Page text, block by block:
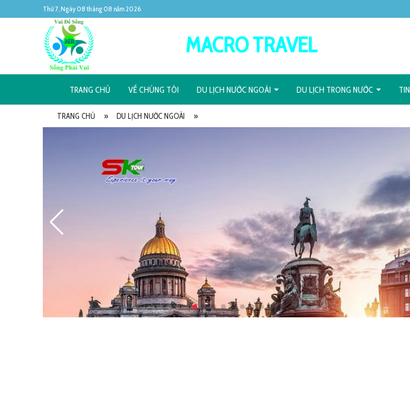
Thứ 7, Ngày 08 tháng 08 năm 2026
MACRO TRAVEL
TRANG CHỦ VỀ CHÚNG TÔI DU LỊCH NƯỚC NGOÀI DU LỊCH TRONG NƯỚC
TRANG CHỦ » DU LỊCH NƯỚC NGOÀI »